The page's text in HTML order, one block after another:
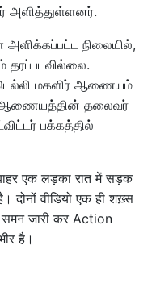
அளித்துள்ளனர்.
அளிக்கப்பட்ட நிலையில்,
தரப்படவில்லை.
மகளிர் ஆணையம்
ஆணையத்தின் தலைவர்
பக்கத்தில்
एक लड़का रात में सड़क
वीडियो एक ही शख़्स
समन जारी कर Action
है।